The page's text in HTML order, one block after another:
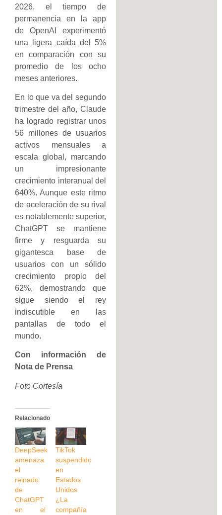
2026, el tiempo de
permanencia en la app
de OpenAI experimentó
una ligera caída del 5%
en comparación con su
promedio de los ocho
meses anteriores.
En lo que va del segundo
trimestre del año, Claude
ha logrado registrar unos
56 millones de usuarios
activos mensuales a
escala global, marcando
un impresionante
crecimiento interanual del
640%. Aunque este ritmo
de aceleración de su rival
es notablemente superior,
ChatGPT se mantiene
firme y resguarda su
gigantesca base de
usuarios con un sólido
crecimiento propio del
62%, demostrando que
sigue siendo el rey
indiscutible en las
pantallas de todo el
mundo.
Con información de
Nota de Prensa
Foto Cortesía
Relacionado
DeepSeek
amenaza
el
reinado
de
ChatGPT
en el
TikTok
suspendido
en
Estados
Unidos
¿La
compañía